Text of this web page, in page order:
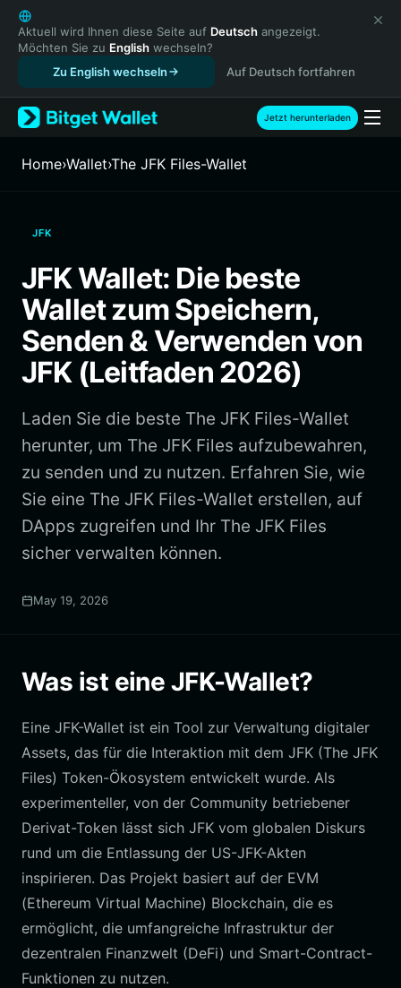
English
日本語
Tiếng Việt
Русский
Español (Latinoamérica)
Türkçe
Français
繁體中文
Bahasa Indonesia
ภาษาไทย
हिन्दी
Español
Português (Brasil)
Aktuell wird Ihnen diese Seite auf Deutsch angezeigt.
Möchten Sie zu English wechseln?
Zu English wechseln
Auf Deutsch fortfahren
Jetzt herunterladen
Home›Wallet›The JFK Files-Wallet
JFK
JFK Wallet: Die beste
Wallet zum Speichern,
Senden & Verwenden von
JFK (Leitfaden 2026)
Laden Sie die beste The JFK Files-Wallet
herunter, um The JFK Files aufzubewahren,
zu senden und zu nutzen. Erfahren Sie, wie
Sie eine The JFK Files-Wallet erstellen, auf
DApps zugreifen und Ihr The JFK Files
sicher verwalten können.
May 19, 2026
Was ist eine JFK-Wallet?
Eine JFK-Wallet ist ein Tool zur Verwaltung digitaler
Assets, das für die Interaktion mit dem JFK (The JFK
Files) Token-Ökosystem entwickelt wurde. Als
experimenteller, von der Community betriebener
Derivat-Token lässt sich JFK vom globalen Diskurs
rund um die Entlassung der US-JFK-Akten
inspirieren. Das Projekt basiert auf der EVM
(Ethereum Virtual Machine) Blockchain, die es
ermöglicht, die umfangreiche Infrastruktur der
dezentralen Finanzwelt (DeFi) und Smart-Contract-
Funktionen zu nutzen.